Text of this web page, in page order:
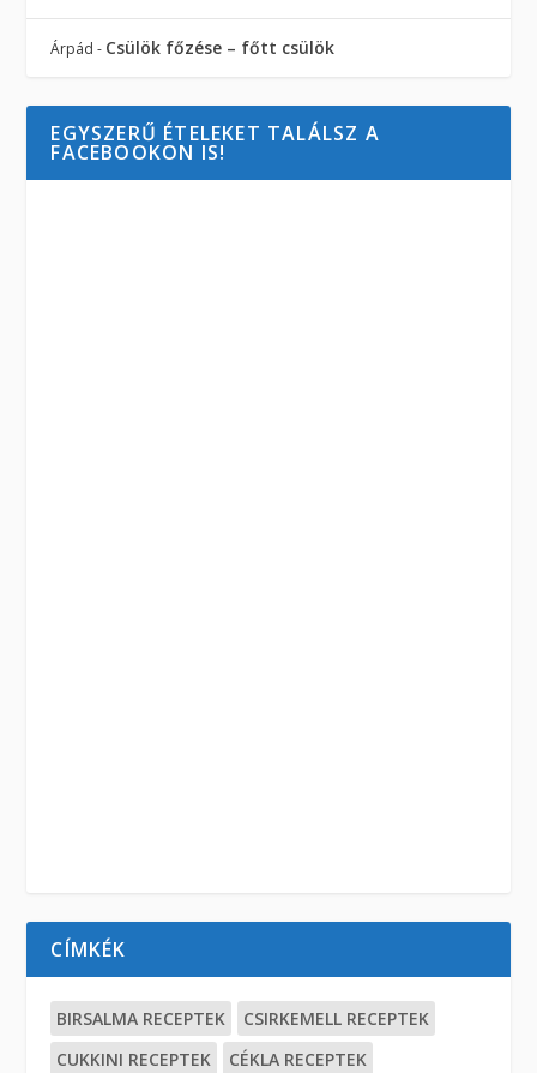
Árpád - Csülök főzése – főtt csülök
EGYSZERŰ ÉTELEKET TALÁLSZ A
FACEBOOKON IS!
CÍMKÉK
BIRSALMA RECEPTEK
CSIRKEMELL RECEPTEK
CUKKINI RECEPTEK
CÉKLA RECEPTEK